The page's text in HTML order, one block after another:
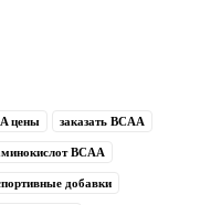
цены заказать BCAA
BCAA
добавки